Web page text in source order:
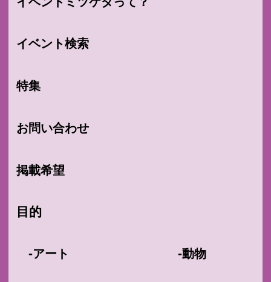
イベント検索
特集
お問い合わせ
掲載希望
目的
-アート -動物